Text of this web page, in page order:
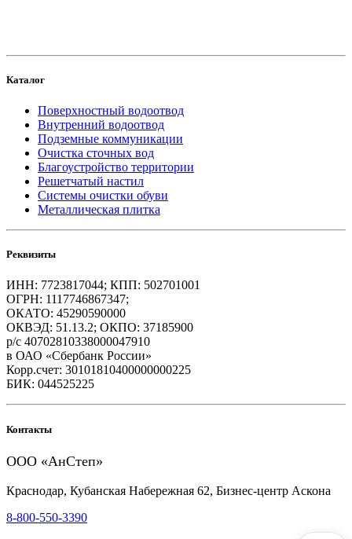
Каталог
Поверхностный водоотвод
Внутренний водоотвод
Подземные коммуникации
Очистка сточных вод
Благоустройство территории
Решетчатый настил
Системы очистки обуви
Металлическая плитка
Реквизиты
ИНН: 7723817044; КПП: 502701001
ОГРН: 1117746867347;
ОКАТО: 45290590000
ОКВЭД: 51.13.2; ОКПО: 37185900
р/с 40702810338000047910
в ОАО «Сбербанк России»
Корр.счет: 30101810400000000225
БИК: 044525225
Контакты
ООО «АнСтеп»
Краснодар, Кубанская Набережная 62, Бизнес-центр Аскона
8-800-550-3390